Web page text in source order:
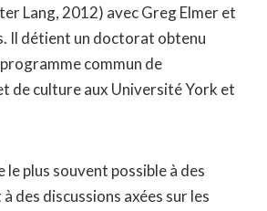
Lang, 2012) avec Greg Elmer et
Il détient un doctorat obtenu
commun de
de culture aux Université York et
le plus souvent possible à des
des discussions axées sur les